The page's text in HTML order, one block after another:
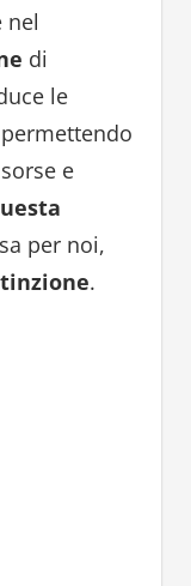
nel
di
le
e
per noi,
.